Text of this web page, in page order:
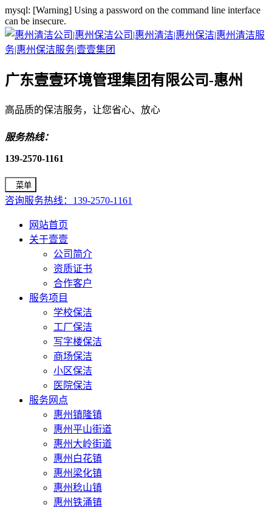
mysql: [Warning] Using a password on the command line interface
can be insecure.
广东壹壹环境管理集团有限公司-惠州
高品质的保洁服务，让您省心、放心
服务热线：
139-2570-1161
菜单
咨询服务热线：139-2570-1161
网站首页
关于壹壹
公司简介
资质证书
合作客户
服务项目
学校保洁
工厂保洁
写字楼保洁
商场保洁
小区保洁
医院保洁
服务网点
惠州镇隆镇
惠州平山街道
惠州大岭街道
惠州白花镇
惠州梁化镇
惠州稔山镇
惠州铁涌镇